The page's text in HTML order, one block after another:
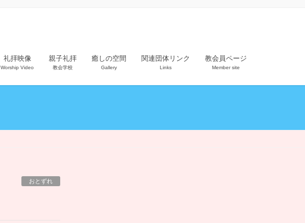
礼拝映像
Worship Video
親子礼拝
教会学校
癒しの空間
Gallery
関連団体リンク
Links
教会員ページ
Member site
おとずれ